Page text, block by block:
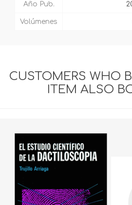
Año Pub.
Volúmenes
CUSTOMERS WHO
ITEM ALSO